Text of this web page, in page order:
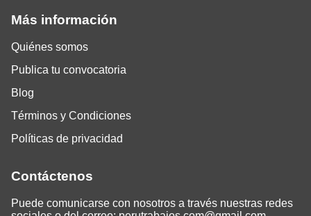
Más información
Quiénes somos
Publica tu convocatoria
Blog
Términos y Condiciones
Políticas de privacidad
Contáctenos
Puede comunicarse con nosotros a través nuestras redes